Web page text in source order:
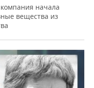
начала
вещества из